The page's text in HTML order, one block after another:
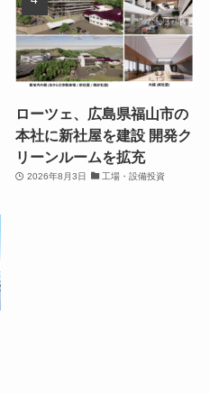
ローツェ、広島県福山市の
本社に新社屋を建設 開発ク
リーンルームを拡充
2026年8月3日 工場・設備投資